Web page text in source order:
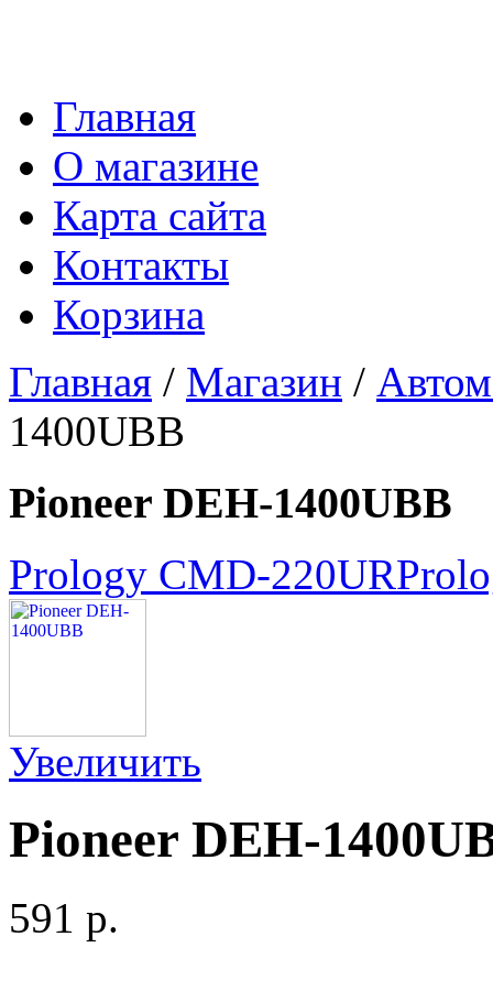
Главная
О магазине
Карта сайта
Контакты
Корзина
Главная / Магазин /
1400UBB
Pioneer DEH-1400UBB
Prology CMD-220UR
Увеличить
Pioneer DEH-
591 p.